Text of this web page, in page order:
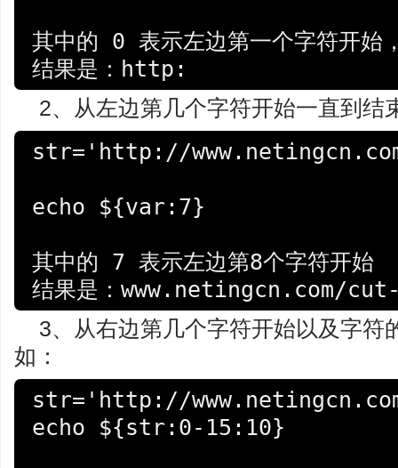
其中的 0 表示左边第一个字符开始
结果是：http:
2、从左边第几个字符开始一直到结
str='http://
echo ${var:7}
其中的 7 表示左边第8个字符开始
结果是：www.netingcn.com/
3、从右边第几个字符开始以及字符
如：
str='http://
echo ${str:0-15:10}